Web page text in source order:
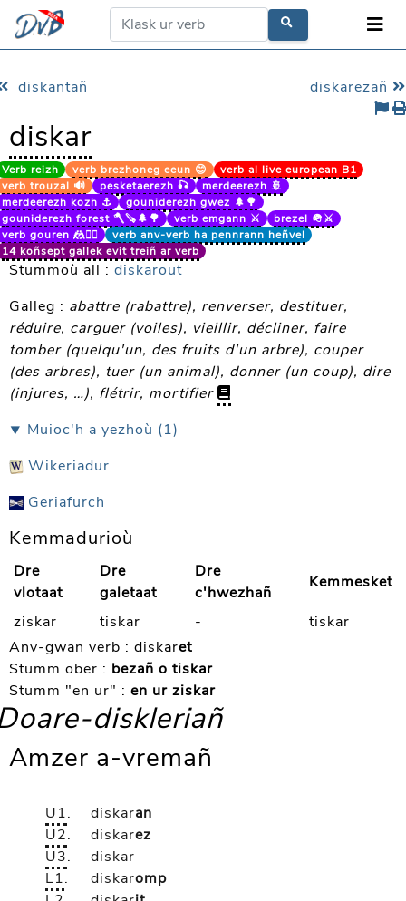
diskantañ diskarezañ
diskar
Verb reizh verb brezhoneg eeun 😊
verb al live european B1
verb trouzal 🔊
pesketaerezh 🎣
merdeerezh 🚢
merdeerezh kozh ⚓
gouniderezh gwez 🌲🌳
gouniderezh forest 🪓🪚🌲🌳
verb emgann ⚔️
brezel 🪖⚔️
verb gouren 🤼🤼‍♀️
verb anv-verb ha pennrann heñvel
14 koñsept gallek evit treiñ ar verb
Stummoù all : diskarout
Galleg : abattre (rabattre), renverser, destituer,
réduire, carguer (voiles), vieillir, décliner, faire
tomber (quelqu'un, des fruits d'un arbre), couper
(des arbres), tuer (un animal), donner (un coup), dire
(injures, …), flétrir, mortifier
⯆ Muioc'h a yezhoù (1)
Wikeriadur
Geriafurch
Kemmadurioù
Dre
vlotaat
Dre
galetaat
Dre
c'hwezhañ
Kemmesket
ziskar
tiskar -
tiskar
Anv-gwan verb : diskaret
Stumm ober : bezañ o tiskar
Stumm "en ur" : en ur ziskar
diskleriañ
Amzer a-vremañ
U1. diskaran
U2. diskarez
U3.
diskar
L1. diskaromp